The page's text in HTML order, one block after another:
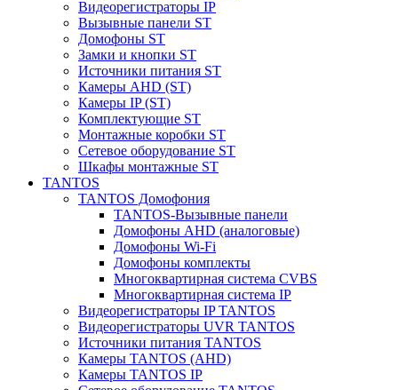
Видеорегистраторы IP
Вызывные панели ST
Домофоны ST
Замки и кнопки ST
Источники питания ST
Камеры AHD (ST)
Камеры IP (ST)
Комплектующие ST
Монтажные коробки ST
Сетевое оборудование ST
Шкафы монтажные ST
TANTOS
TANTOS Домофония
TANTOS-Вызывные панели
Домофоны AHD (аналоговые)
Домофоны Wi-Fi
Домофоны комплекты
Многоквартирная система CVBS
Многоквартирная система IP
Видеорегистраторы IP TANTOS
Видеорегистраторы UVR TANTOS
Источники питания TANTOS
Камеры TANTOS (AHD)
Камеры TANTOS IP